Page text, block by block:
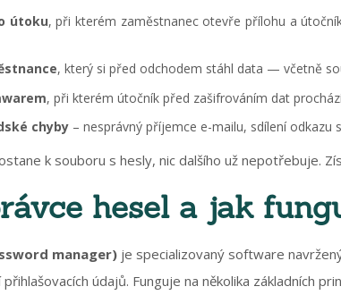
útoku, při kterém zaměstnanec otevře přílohu a
, který si před odchodem stáhl data — včetně
, při kterém útočník před zašifrováním dat
chyby – nesprávný příjemce e-mailu, sdílení
k souboru s hesly, nic dalšího už nepotřebuje.
hesel a jak
manager) je specializovaný software
údajů. Funguje na několika základních